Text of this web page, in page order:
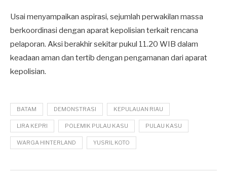
Usai menyampaikan aspirasi, sejumlah perwakilan massa
berkoordinasi dengan aparat kepolisian terkait rencana
pelaporan. Aksi berakhir sekitar pukul 11.20 WIB dalam
keadaan aman dan tertib dengan pengamanan dari aparat
kepolisian.
BATAM DEMONSTRASI KEPULAUAN RIAU
LIRA KEPRI POLEMIK PULAU KASU PULAU KASU
WARGA HINTERLAND YUSRIL KOTO